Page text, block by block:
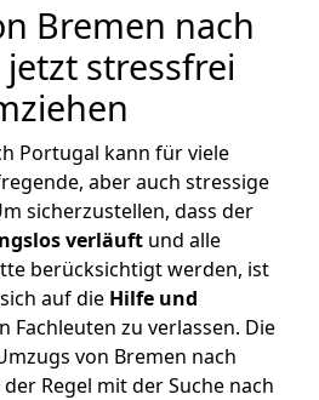
Bremen nach
stressfrei
Portugal kann für viele
aber auch stressige
sicherzustellen, dass der
verläuftund alle
berücksichtigt werden, ist
auf die Hilfe und
Fachleuten zu verlassen. Die
von Bremen nach
Regel mit der Suche nach